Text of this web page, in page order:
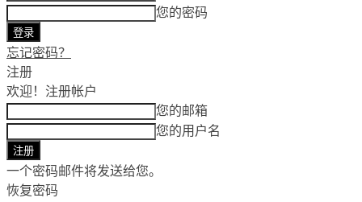
您的密码
忘记密码？
注册
欢迎！ 注册帐户
您的邮箱
您的用户名
一个密码邮件将发送给您。
恢复密码